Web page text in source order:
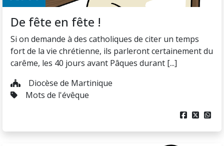
De fête en fête !
Si on demande à des catholiques de citer un temps
fort de la vie chrétienne, ils parleront certainement du
carême, les 40 jours avant Pâques durant [...]
Diocèse de Martinique
Mots de l'évêque
  